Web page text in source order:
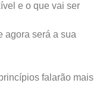
e o que vai ser
agora será a sua
falarão mais